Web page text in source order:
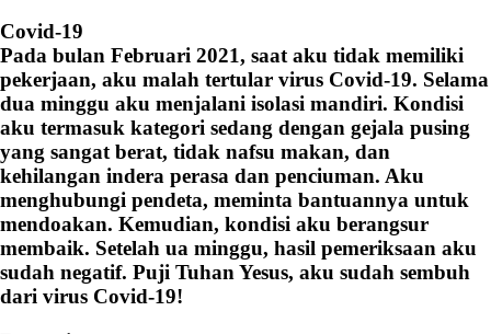
Covid-19
Pada bulan Februari 2021, saat aku tidak memiliki
pekerjaan, aku malah tertular virus Covid-19. Selama
dua minggu aku menjalani isolasi mandiri. Kondisi
aku termasuk kategori sedang dengan gejala pusing
yang sangat berat, tidak nafsu makan, dan
kehilangan indera perasa dan penciuman. Aku
menghubungi pendeta, meminta bantuannya untuk
mendoakan. Kemudian, kondisi aku berangsur
membaik. Setelah ua minggu, hasil pemeriksaan aku
sudah negatif. Puji Tuhan Yesus, aku sudah sembuh
dari virus Covid-19!